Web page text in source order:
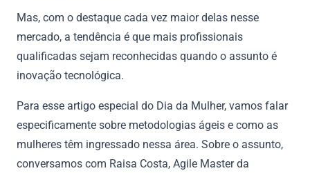
Mas, com o destaque cada vez maior delas nesse
mercado, a tendência é que mais profissionais
qualificadas sejam reconhecidas quando o assunto é
inovação tecnológica.
Para esse artigo especial do Dia da Mulher, vamos falar
especificamente sobre metodologias ágeis e como as
mulheres têm ingressado nessa área. Sobre o assunto,
conversamos com Raisa Costa, Agile Master da